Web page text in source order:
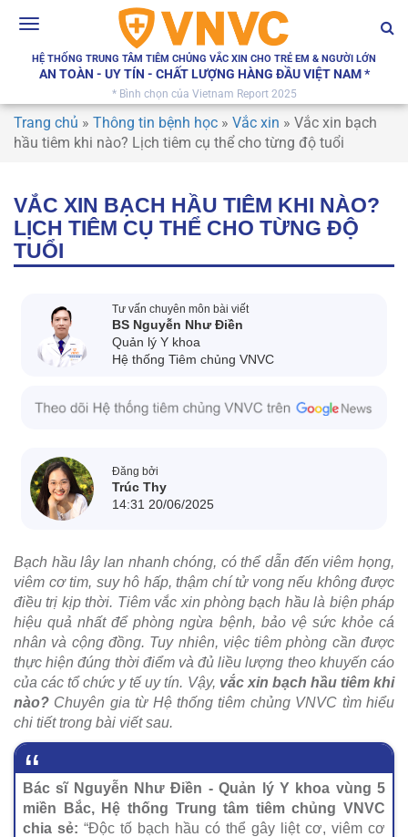
Toggle
HỆ THỐNG TRUNG TÂM TIÊM CHỦNG VẮC XIN CHO TRẺ EM & NGƯỜI LỚN
AN TOÀN - UY TÍN - CHẤT LƯỢNG HÀNG ĐẦU VIỆT NAM *
* Bình chọn của Vietnam Report 2025
Trang chủ » Thông tin bệnh học » Vắc xin » Vắc xin bạch
hầu tiêm khi nào? Lịch tiêm cụ thể cho từng độ tuổi
VẮC XIN BẠCH HẦU TIÊM KHI NÀO?
LỊCH TIÊM CỤ THỂ CHO TỪNG ĐỘ
TUỔI
Tư vấn chuyên môn bài viết
BS Nguyễn Như Điền
Quản lý Y khoa
Hệ thống Tiêm chủng VNVC
Đăng bởi
Trúc Thy
14:31 20/06/2025
Bạch hầu lây lan nhanh chóng, có thể dẫn đến viêm họng,
viêm cơ tim, suy hô hấp, thậm chí tử vong nếu không được
điều trị kịp thời. Tiêm vắc xin phòng bạch hầu là biện pháp
hiệu quả nhất để phòng ngừa bệnh, bảo vệ sức khỏe cá
nhân và cộng đồng. Tuy nhiên, việc tiêm phòng cần được
thực hiện đúng thời điểm và đủ liều lượng theo khuyến cáo
của các tổ chức y tế uy tín. Vậy, vắc xin bạch hầu tiêm khi
nào? Chuyên gia từ Hệ thống tiêm chủng VNVC tìm hiểu
chi tiết trong bài viết sau.
Bác sĩ Nguyễn Như Điền - Quản lý Y khoa vùng 5
miền Bắc, Hệ thống Trung tâm tiêm chủng VNVC
chia sẻ: “Độc tố bạch hầu có thể gây liệt cơ, viêm cơ